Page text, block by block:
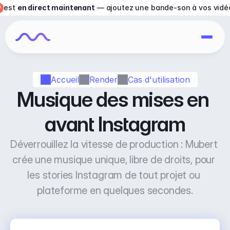
Accueil Render Cas d'utilisation
Musique des mises en
avant Instagram
Déverrouillez la vitesse de production : Mubert
crée une musique unique, libre de droits, pour
les stories Instagram de tout projet ou
plateforme en quelques secondes.
est en direct maintenant — ajoutez une bande-son à vos